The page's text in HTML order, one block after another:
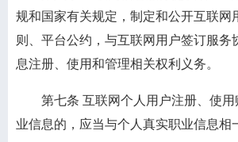
规和国家有关规定，制定和公开互联网
则、平台公约，与互联网用户签订服务
息注册、使用和管理相关权利义务。
第七条 互联网个人用户注册、使
业信息的，应当与个人真实职业信息相